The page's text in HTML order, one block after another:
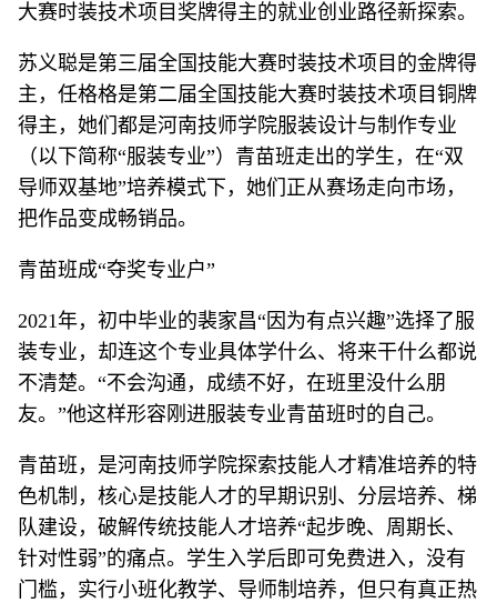
大赛时装技术项目奖牌得主的就业创业路径新探索。
苏义聪是第三届全国技能大赛时装技术项目的金牌得
主，任格格是第二届全国技能大赛时装技术项目铜牌
得主，她们都是河南技师学院服装设计与制作专业
（以下简称“服装专业”）青苗班走出的学生，在“双
导师双基地”培养模式下，她们正从赛场走向市场，
把作品变成畅销品。
青苗班成“夺奖专业户”
2021年，初中毕业的裴家昌“因为有点兴趣”选择了服
装专业，却连这个专业具体学什么、将来干什么都说
不清楚。“不会沟通，成绩不好，在班里没什么朋
友。”他这样形容刚进服装专业青苗班时的自己。
青苗班，是河南技师学院探索技能人才精准培养的特
色机制，核心是技能人才的早期识别、分层培养、梯
队建设，破解传统技能人才培养“起步晚、周期长、
针对性弱”的痛点。学生入学后即可免费进入，没有
门槛，实行小班化教学、导师制培养，但只有真正热